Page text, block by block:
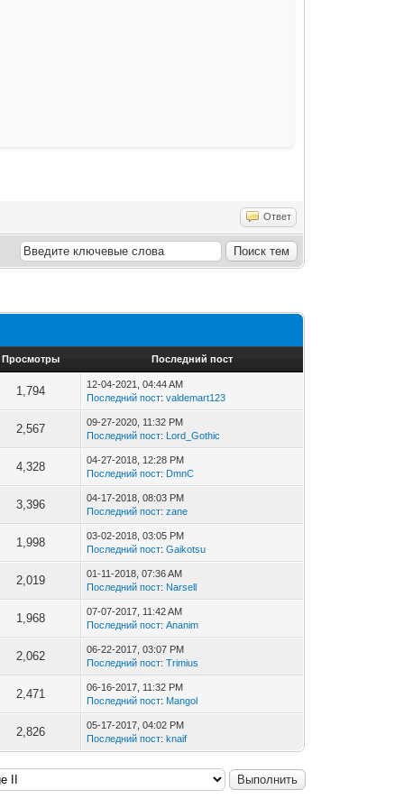
Ответ
Просмотры Последний пост
1,794
12-04-2021, 04:44 AM
Последний пост:valdemart123
2,567
09-27-2020, 11:32 PM
Последний пост: Lord_Gothic
4,328
04-27-2018, 12:28 PM
Последний пост: DmnC
3,396
04-17-2018, 08:03 PM
Последний пост:zane
1,998
03-02-2018, 03:05 PM
Последний пост:Gaikotsu
2,019
01-11-2018, 07:36 AM
Последний пост: Narsell
1,968
07-07-2017, 11:42 AM
Последний пост:Ananim
2,062
06-22-2017, 03:07 PM
Последний пост:Trimius
2,471
06-16-2017, 11:32 PM
Последний пост: Mangol
2,826
05-17-2017, 04:02 PM
Последний пост:knaif